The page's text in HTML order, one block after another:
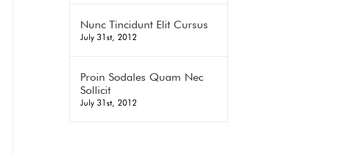
Nunc Tincidunt Elit Cursus
July 31st, 2012
Proin Sodales Quam Nec
Sollicit
July 31st, 2012